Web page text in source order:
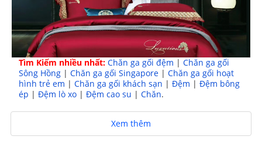
Bộ chăn ga gối Lụa Singapore Luxury 6 món LSL 2010
Tìm Kiếm nhiều nhất: Chăn ga gối đệm | Chăn ga gối
Sông Hồng | Chăn ga gối Singapore | Chăn ga gối hoạt
hình trẻ em | Chăn ga gối khách sạn | Đệm | Đệm bông
ép | Đệm lò xo | Đệm cao su | Chăn.
Xem thêm